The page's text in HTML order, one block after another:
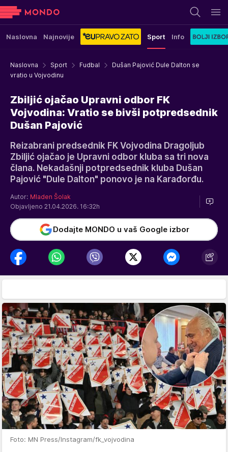
Naslovna Najnovije Sport Info
Naslovna Sport Fudbal
Dušan Pajović Dule Dalton se
vratio u Vojvodinu
Zbiljić ojačao Upravni odbor FK
Vojvodina: Vratio se bivši potpredsednik
Dušan Pajović
Reizabrani predsednik FK Vojvodina Dragoljub
Zbiljić ojačao je Upravni odbor kluba sa tri nova
člana. Nekadašnji potpredsednik kluba Dušan
Pajović "Dule Dalton" ponovo je na Karađorđu.
Autor: Mladen Šolak
Objavljeno 21.04.2026. 16:32h
Dodajte MONDO u vaš Google izbor
Foto: MN Press/Instagram/fk_vojvodina